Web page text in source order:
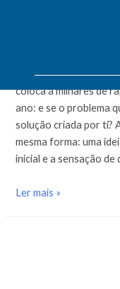
muda
Há uma pergunta
coloca a milhares de
ano: e se o problema
solução criada por ti?
mesma forma: uma
inicial e a sensação de
Ler mais »